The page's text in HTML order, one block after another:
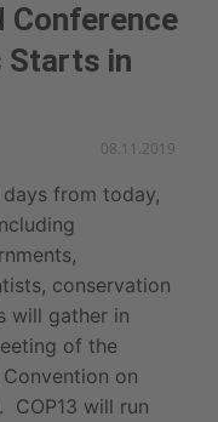
Conference
Starts in
08.11.2019
days from today,
conservation
will gather in
of the
on
COP13 will run